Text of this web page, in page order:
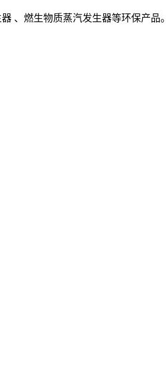
、燃生物质蒸汽发生器等环保产品。